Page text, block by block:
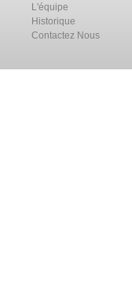
L'équipe
Historique
Contactez Nous